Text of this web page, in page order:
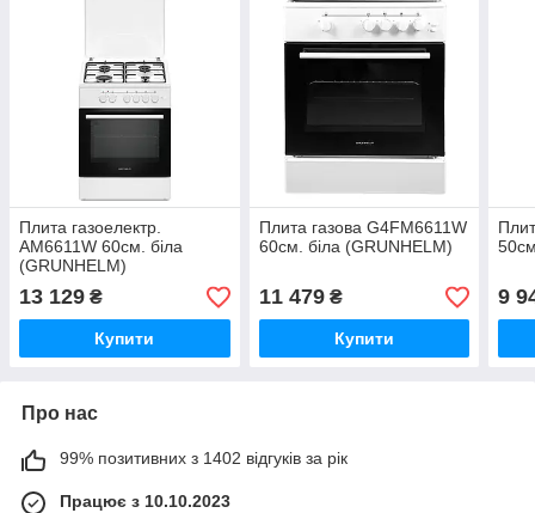
Плита газоелектр.
AM6611W 60см. біла
(GRUNHELM)
13 129 ₴
Купити
Плита газова G4FM6611W
60см. біла (GRUNHELM)
11 479₴
Купити
9
Про нас
99% позитивних з 1402 відгуків за рік
Працює з 10.10.2023